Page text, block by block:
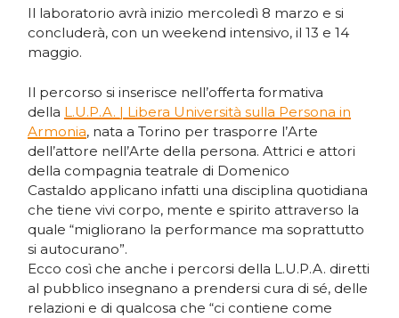
Il laboratorio avrà inizio mercoledì 8 marzo e si
concluderà, con un weekend intensivo, il 13 e 14
maggio.
Il percorso si inserisce nell’offerta formativa
della L.U.P.A. | Libera Università sulla Persona in
Armonia, nata a Torino per trasporre l’Arte
dell’attore nell’Arte della persona. Attrici e attori
della compagnia teatrale di Domenico
Castaldo applicano infatti una disciplina quotidiana
che tiene vivi corpo, mente e spirito attraverso la
quale “migliorano la performance ma soprattutto
si autocurano”.
Ecco così che anche i percorsi della L.U.P.A. diretti
al pubblico insegnano a prendersi cura di sé, delle
relazioni e di qualcosa che “ci contiene come